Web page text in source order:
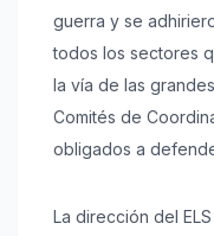
guerra y se
todos los sectores
la vía de las
Comités de
obligados a
La dirección del